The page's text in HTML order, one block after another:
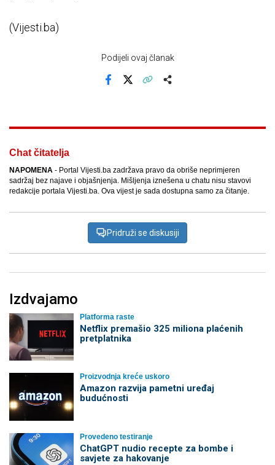
(Vijesti.ba)
Podijeli ovaj članak
Chat čitatelja
NAPOMENA - Portal Vijesti.ba zadržava pravo da obriše neprimjeren
sadržaj bez najave i objašnjenja. Mišljenja iznešena u chatu nisu stavovi
redakcije portala Vijesti.ba. Ova vijest je sada dostupna samo za čitanje.
Pridruži se diskusiji
Izdvajamo
Platforma raste
Netflix premašio 325 miliona plaćenih
pretplatnika
Proizvodnja kreće uskoro
Amazon razvija pametni uređaj
budućnosti
Provedeno testiranje
ChatGPT nudio recepte za bombe i
savjete za hakovanje